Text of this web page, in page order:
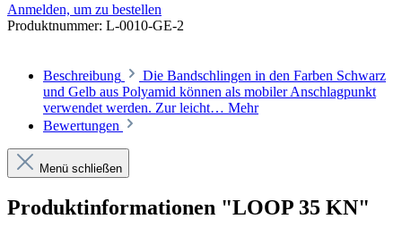
Anmelden, um zu bestellen
Produktnummer: L-0010-GE-2
Beschreibung
Die Bandschlingen in den Farben Schwarz
und Gelb aus Polyamid können als mobiler Anschlagpunkt
verwendet werden. Zur leicht… Mehr
Bewertungen
Menü schließen
Produktinformationen "LOOP 35 KN"